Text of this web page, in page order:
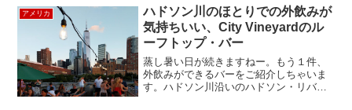
トニーさんは1914年にまずスタジオ、次
に本格的な美術館を1...
アメリカ
ハドソン川のほとりでの外飲みが
気持ちいい、City Vineyardのル
ーフトップ・バー
蒸し暑い日が続きますねー。もう１件、
外飲みができるバーをご紹介しちゃいま
す。ハドソン川沿いのハドソン・リバ